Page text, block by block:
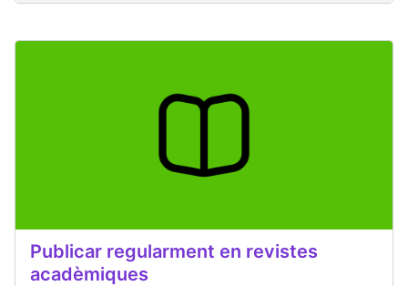
Publicar regularment en revistes
acadèmiques